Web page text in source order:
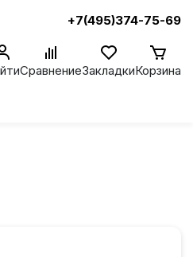
+7(495)374-75-69
СравнениеЗакладкиКорзина